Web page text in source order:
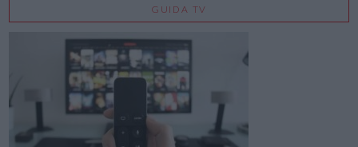
GUIDA TV